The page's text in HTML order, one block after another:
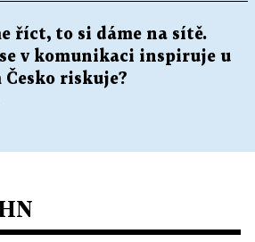
říct, to si dáme na sítě.
v komunikaci inspiruje u
riskuje?